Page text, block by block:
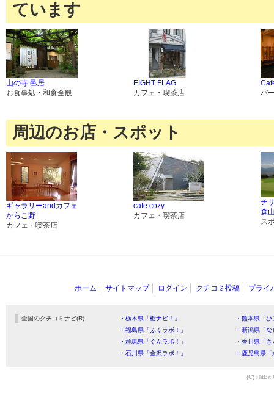
ています
山の寺 邑居
お食事処・和食全般
EIGHT FLAG
カフェ・喫茶店
バ
周辺のお店・スポット
ギャラリーandカフェ
からこ野
カフェ・喫茶店
cafe cozy
カフェ・喫茶店
チ
森
ス
ホーム サイトマップ ログイン クチコミ投稿 プライ
全国のクチコミナビ(R) ・栃木県「栃ナビ！」
・熊本県「
・福島県「ふくラボ！」
・新潟県「
・群馬県「ぐんラボ！」
・香川県「
・石川県「金沢ラボ！」
・鹿児島県
(C) HitBit